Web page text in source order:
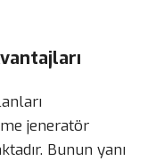
jeneratör
Bunun yanı